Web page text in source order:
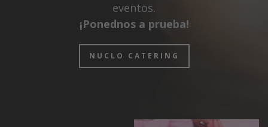
eventos.
¡Ponednos a prueba!
NUCLO CATERING